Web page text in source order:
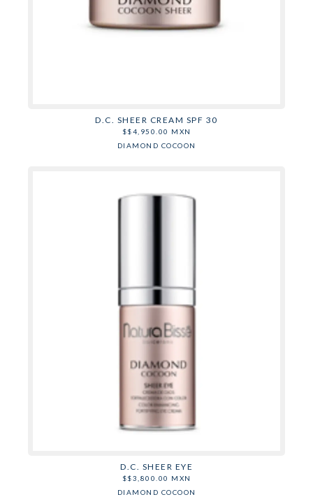
D.C. SHEER CREAM SPF 30
$$4,950.00 MXN
DIAMOND COCOON
D.C. SHEER EYE
$$3,800.00 MXN
DIAMOND COCOON